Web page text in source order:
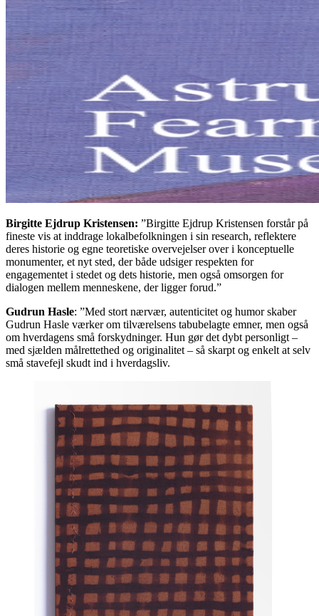
Birgitte Ejdrup Kristensen: ”Birgitte Ejdrup Kristensen forstår på
fineste vis at inddrage lokalbefolkningen i sin research, reflektere
deres historie og egne teoretiske overvejelser over i konceptuelle
monumenter, et nyt sted, der både udsiger respekten for
engagementet i stedet og dets historie, men også omsorgen for
dialogen mellem menneskene, der ligger forud.”
Gudrun Hasle: ”Med stort nærvær, autenticitet og humor skaber
Gudrun Hasle værker om tilværelsens tabubelagte emner, men også
om hverdagens små forskydninger. Hun gør det dybt personligt –
med sjælden målrettethed og originalitet – så skarpt og enkelt at selv
små stavefejl skudt ind i hverdagsliv.